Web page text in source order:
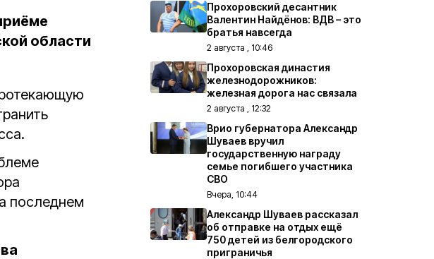
области
последнем
Прохоровский десантник
Валентин Найдёнов: ВДВ – это
братья навсегда
2 августа , 10:46
Прохоровская династия
железнодорожников:
железная дорога нас связала
2 августа , 12:32
Врио губернатора Александр
Шуваев вручил
государственную награду
семье погибшего участника
СВО
Вчера, 10:44
Александр Шуваев рассказал
об отправке на отдых ещё
750 детей из белгородского
приграничья